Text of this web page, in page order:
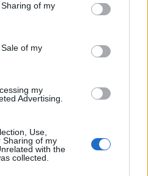
of my
of my
my
Advertising.
Use,
Sharing of my
with the
collected.
használható még a
meccs nyitotta a
(videóval)